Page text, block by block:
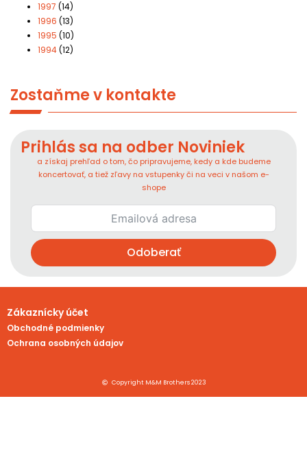
1997 (14)
1996 (13)
1995 (10)
1994(12)
Zostaňme v kontakte
Prihlás sa na odber Noviniek
a získaj prehľad o tom, čo pripravujeme, kedy a kde budeme
koncertovať, a tiež zľavy na vstupenky či na veci v našom e-
shope
Odoberať
Zákaznícky účet
Obchodné podmienky
Ochrana osobných údajov
Copyright M&M Brothers 2023